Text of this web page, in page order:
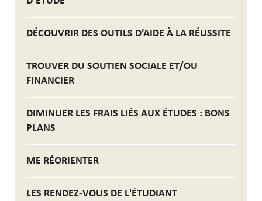
DÉCOUVRIR DES OUTILS D’AIDE À LA RÉUSSITE
TROUVER DU SOUTIEN SOCIALE ET/OU
FINANCIER
DIMINUER LES FRAIS LIÉS AUX ÉTUDES : BONS
PLANS
ME RÉORIENTER
LES RENDEZ-VOUS DE L'ÉTUDIANT